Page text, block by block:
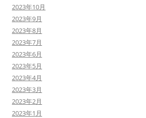
2023年10月
2023年9月
2023年8月
2023年7月
2023年6月
2023年5月
2023年4月
2023年3月
2023年2月
2023年1月